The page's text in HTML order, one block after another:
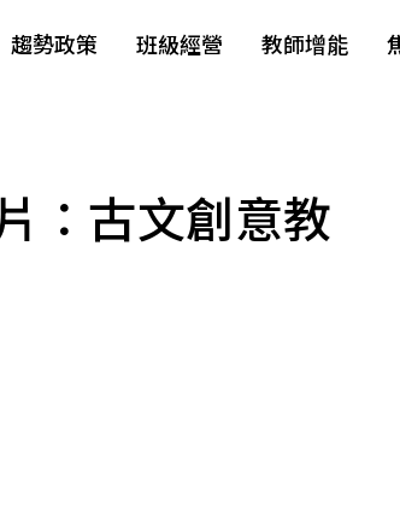
趨勢政策 班級經營 教師增能
：古文創意教